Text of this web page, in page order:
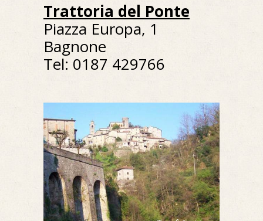
Trattoria del Ponte
Piazza Europa, 1
Bagnone
Tel: 0187 429766